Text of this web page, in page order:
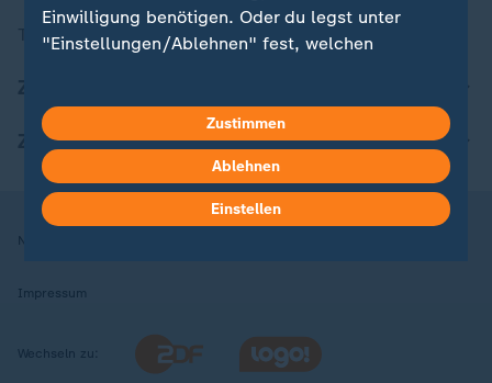
Themen im Überblick
ZDFheute Apps
Nutzungsbedingungen
Impressum
Wechseln zu:
Einwilligung benötigen. Oder du legst unter
"Einstellungen/Ablehnen" fest, welchen
kannst du jederzeit mit Wirkung für die Zukunft
in deinen Einstellungen widerrufen oder ändern.
Hier findest du das Impressum.
Weitere Informationen findest du in unserer
Zustimmen
Ablehnen
Einstellen